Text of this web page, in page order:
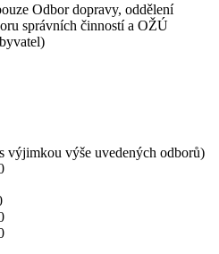
Odbor dopravy, oddělení
správních činností a OŽÚ
výjimkou výše uvedených odborů)